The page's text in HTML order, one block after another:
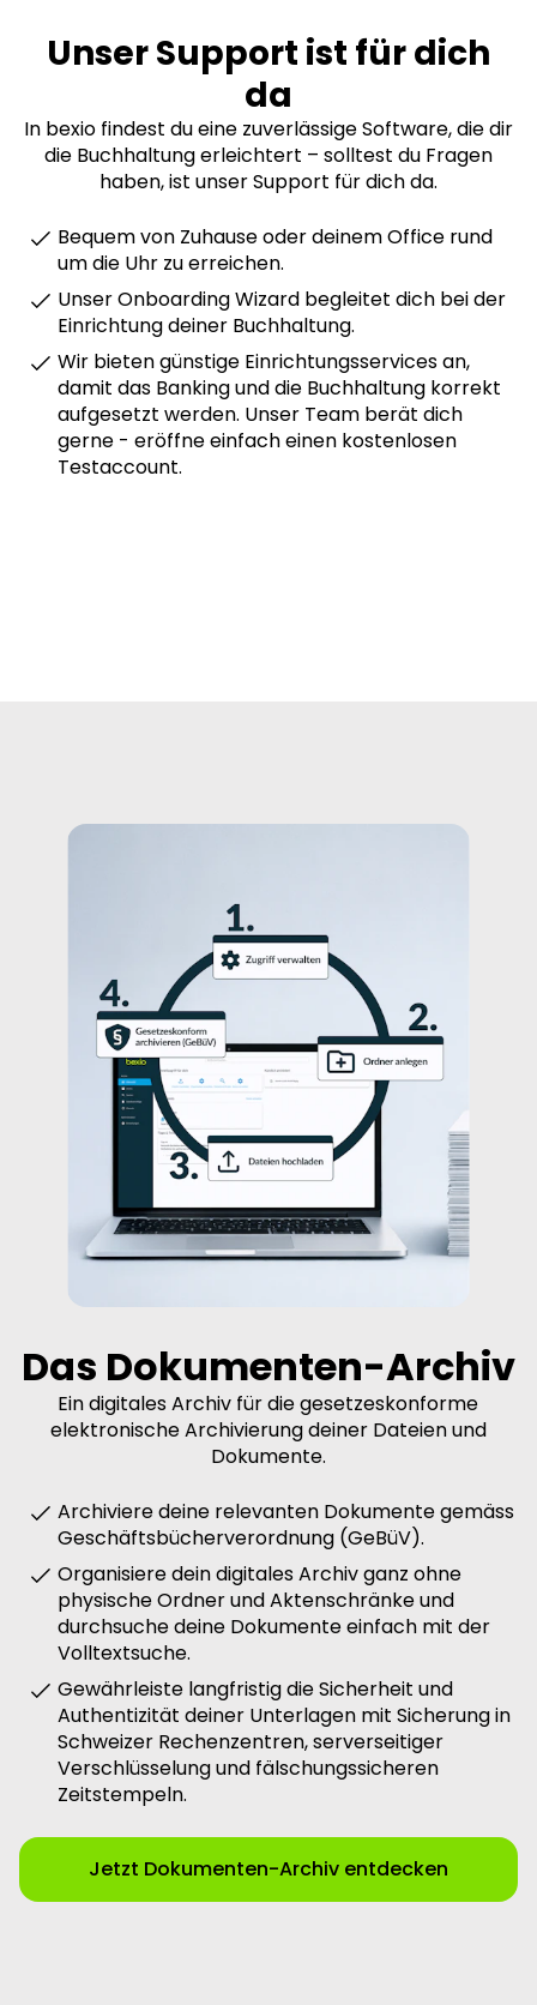
Unser Support ist für dich
da
In bexio findest du eine zuverlässige Software, die dir
die Buchhaltung erleichtert – solltest du Fragen
haben, ist unser Support für dich da.
Bequem von Zuhause oder deinem Office rund
um die Uhr zu erreichen.
Unser Onboarding Wizard begleitet dich bei der
Einrichtung deiner Buchhaltung.
Wir bieten günstige Einrichtungsservices an,
damit das Banking und die Buchhaltung korrekt
aufgesetzt werden. Unser Team berät dich
gerne - eröffne einfach einen kostenlosen
Testaccount.
Das Dokumenten-Archiv
Ein digitales Archiv für die gesetzeskonforme
elektronische Archivierung deiner Dateien und
Dokumente.
Archiviere deine relevanten Dokumente gemäss
Geschäftsbücherverordnung (GeBüV).
Organisiere dein digitales Archiv ganz ohne
physische Ordner und Aktenschränke und
durchsuche deine Dokumente einfach mit der
Volltextsuche.
Gewährleiste langfristig die Sicherheit und
Authentizität deiner Unterlagen mit Sicherung in
Schweizer Rechenzentren, serverseitiger
Verschlüsselung und fälschungssicheren
Zeitstempeln.
Jetzt Dokumenten-Archiv entdecken